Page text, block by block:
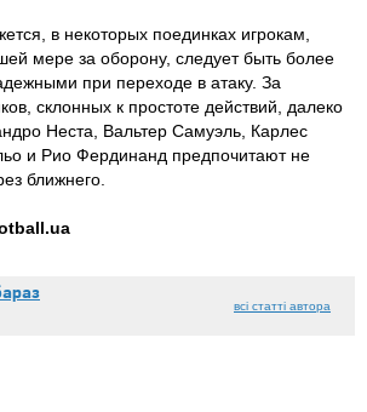
в некоторых поединках игрокам,
мере за оборону, следует быть более
при переходе в атаку. За
склонных к простоте действий, далеко
Неста, Вальтер Самуэль, Карлес
и Рио Фердинанд предпочитают не
ближнего.
всі статті автора